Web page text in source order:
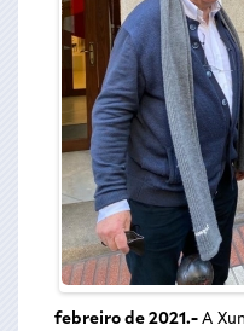
febreiro de 2021.- A